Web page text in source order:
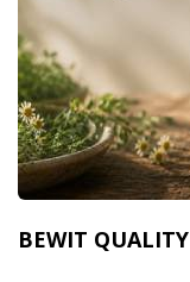
BEWIT QUALITY